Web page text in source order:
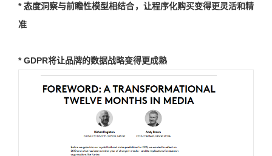
* 态度洞察与前瞻性模型相结合，让程序化购买变得更灵活和精
准
* GDPR将让品牌的数据战略变得更成熟